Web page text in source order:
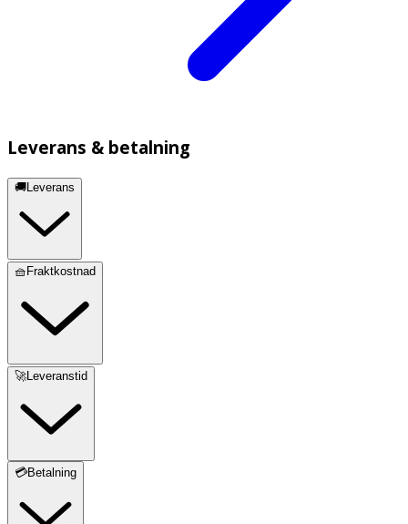
Leverans & betalning
🚚Leverans
🧺Fraktkostnad
🚀Leveranstid
💳Betalning